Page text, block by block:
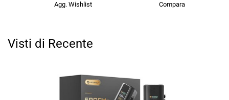
Agg. Wishlist Compara
Visti di Recente